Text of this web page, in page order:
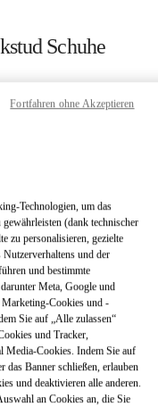
Schuhe
Shoes
in New Tab
Technologien, um das
(dank technischer
zu personalisieren, gezielte
Nutzerverhaltens und der
und bestimmte
Meta, Google und
Cookies und -
Sie auf „Alle zulassen“
und Tracker,
Cookies. Indem Sie auf
das Banner schließen, erlauben
und deaktivieren alle anderen.
an Cookies an, die Sie
Fortfahren ohne Akzeptieren